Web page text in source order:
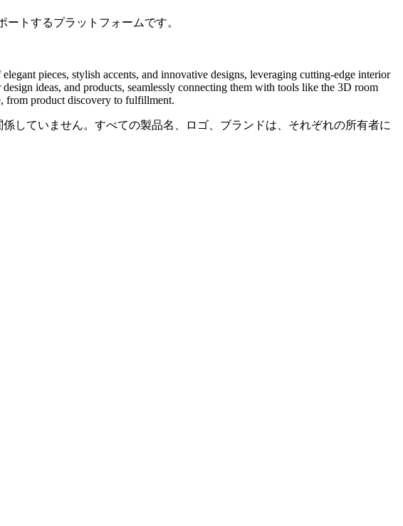
トするプラットフォームです。
pieces, stylish accents, and innovative designs, leveraging cutting-edge interior
ideas, and products, seamlessly connecting them with tools like the 3D room
from product discovery to fulfillment.
していません。すべての製品名、ロゴ、ブランドは、それぞれの所有者に